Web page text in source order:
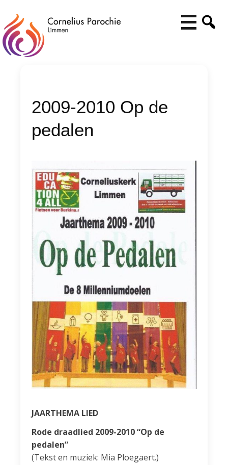
2009-2010 Op de
pedalen
JAARTHEMA LIED
Rode draadlied 2009-2010 “Op de
pedalen”
(Tekst en muziek: Mia Ploegaert.)